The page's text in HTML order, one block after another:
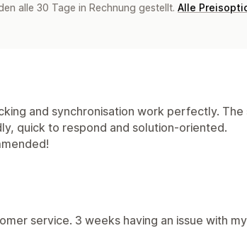
alle 30 Tage in Rechnung gestellt. Alle
and synchronisation work perfectly.
quick to respond and solution-oriented.
service. 3 weeks having an issue with